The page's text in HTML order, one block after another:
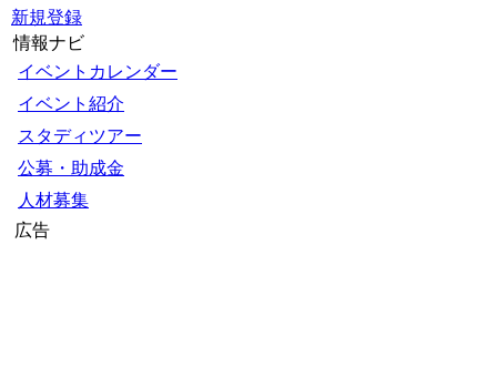
新規登録
情報ナビ
イベントカレンダー
イベント紹介
スタディツアー
公募・助成金
人材募集
広告